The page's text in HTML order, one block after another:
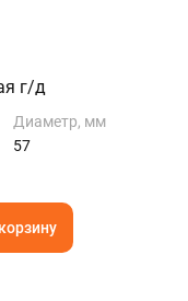
г/д
Диаметр, мм
57